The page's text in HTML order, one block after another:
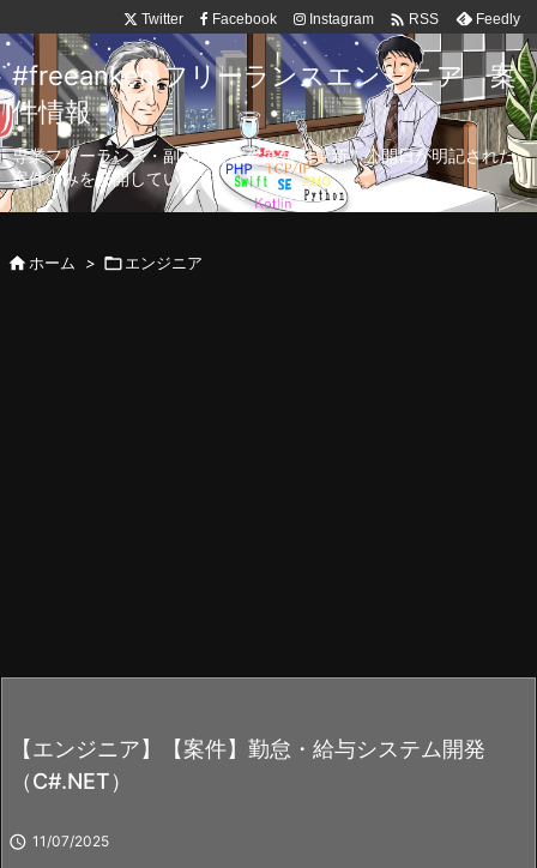
Twitter Facebook Instagram  RSS Feedly
#freeanken フリーランスエンジニア 案
件情報
専業フリーランス・副業向け案件を毎日更新！公開日が明記された
案件のみを公開しています。
ホーム > エンジニア
【エンジニア】【案件】勤怠・給与システム開発
（C#.NET）
 11/07/2025